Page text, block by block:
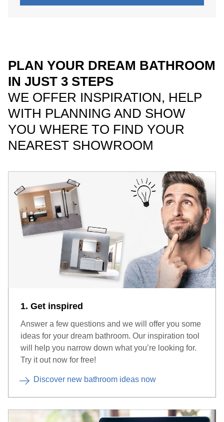
PLAN YOUR DREAM BATHROOM
IN JUST 3 STEPS
WE OFFER INSPIRATION, HELP
WITH PLANNING AND SHOW
YOU WHERE TO FIND YOUR
NEAREST SHOWROOM
1. Get inspired
Answer a few questions and we will offer you some
ideas for your dream bathroom. Our inspiration tool
will help you narrow down what you’re looking for.
Try it out now for free!
Discover new bathroom ideas now